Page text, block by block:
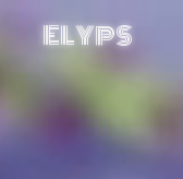
ELYPS